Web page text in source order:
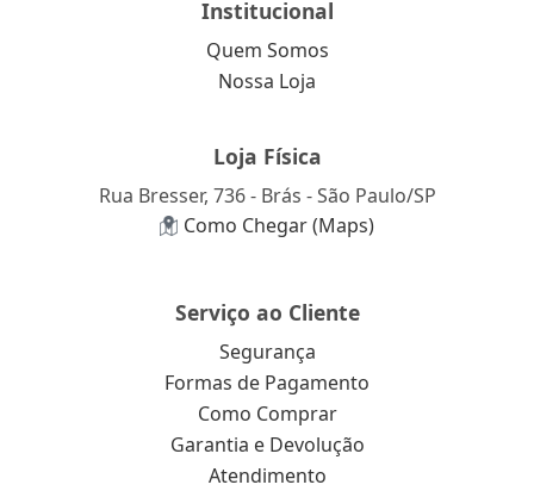
Institucional
Quem Somos
Nossa Loja
Loja Física
Rua Bresser, 736 - Brás - São Paulo/SP
Como Chegar (Maps)
Serviço ao Cliente
Segurança
Formas de Pagamento
Como Comprar
Garantia e Devolução
Atendimento